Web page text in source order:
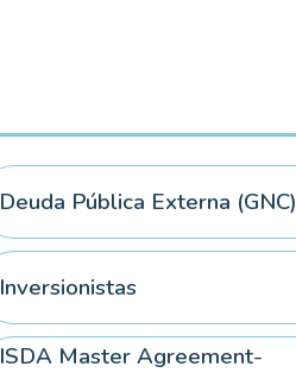
Deuda Pública Externa (GNC)
Inversionistas
ISDA Master Agreement-